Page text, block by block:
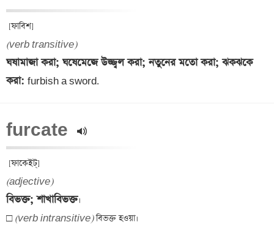
(verb transitive)
ঘষামাজা করা; ঘষেমেজে উজ্জ্বল করা; নতুনের মতো করা; ঝকঝকে
করা: furbish a sword.
furcate
(adjective)
বিভক্ত; শাখাবিভক্ত।
□ (verb intransitive)